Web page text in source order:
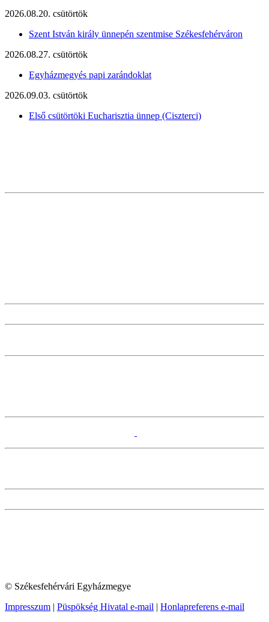
2026.08.20. csütörtök
Szent István király ünnepén szentmise Székesfehérváron
2026.08.27. csütörtök
Egyházmegyés papi zarándoklat
2026.09.03. csütörtök
Első csütörtöki Eucharisztia ünnep (Ciszterci)
© Székesfehérvári Egyházmegye
Impresszum | Püspökség Hivatal e-mail | Honlapreferens e-mail